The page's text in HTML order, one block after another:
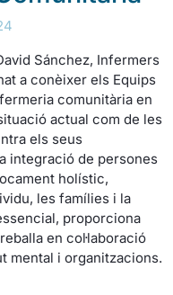
Sánchez, Infermers
a conèixer els Equips
comunitària en
actual com de les
els seus
integració de persones
holístic,
les famílies i la
proporciona
en col·laboració
mental i organitzacions.